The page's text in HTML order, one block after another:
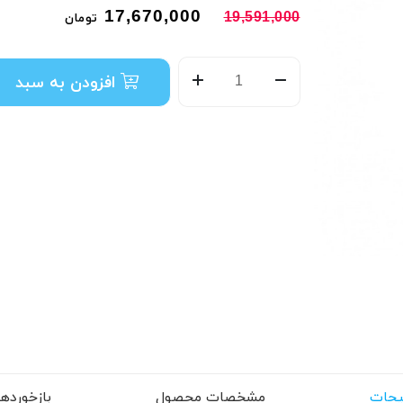
19,591,000
17,670,000 تومان
افزودن به سبد
مشخصات محصول